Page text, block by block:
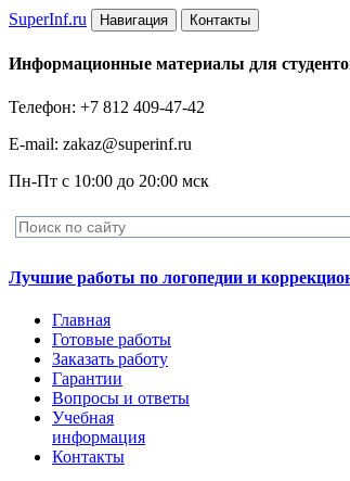
SuperInf.ru Навигация Контакты
Информационные материалы для
Телефон: +7 812 409-47-42
E-mail: zakaz@superinf.ru
Пн-Пт с 10:00 до 20:00 мск
Лучшие работы по логопедии и
Главная
Готовые работы
Заказать работу
Гарантии
Вопросы и ответы
Учебная
информация
Контакты